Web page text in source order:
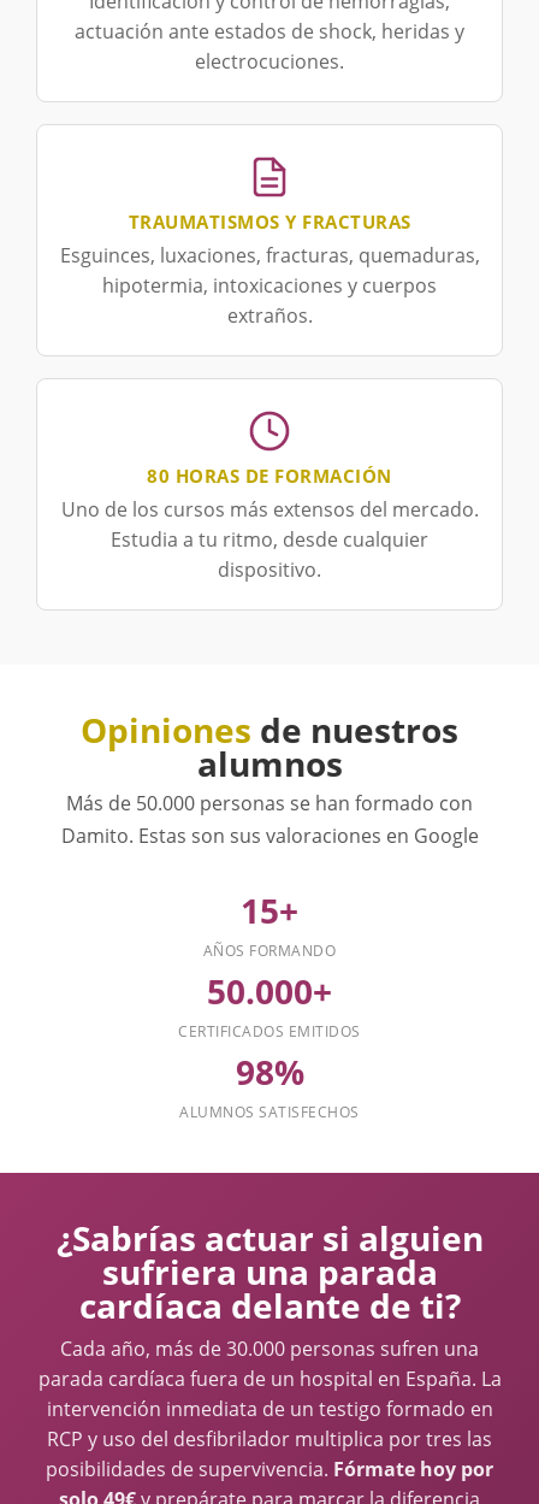
actuación ante estados de shock, heridas y
electrocuciones.
TRAUMATISMOS Y FRACTURAS
Esguinces, luxaciones, fracturas, quemaduras,
hipotermia, intoxicaciones y cuerpos
extraños.
80 HORAS DE FORMACIÓN
Uno de los cursos más extensos del mercado.
Estudia a tu ritmo, desde cualquier
dispositivo.
Opiniones de nuestros
alumnos
Más de 50.000 personas se han formado con
Damito. Estas son sus valoraciones en Google
15+
AÑOS FORMANDO
50.000+
CERTIFICADOS EMITIDOS
98%
ALUMNOS SATISFECHOS
¿Sabrías actuar si alguien
sufriera una parada
cardíaca delante de ti?
Cada año, más de 30.000 personas sufren una
parada cardíaca fuera de un hospital en España. La
intervención inmediata de un testigo formado en
RCP y uso del desfibrilador multiplica por tres las
posibilidades de supervivencia. Fórmate hoy por